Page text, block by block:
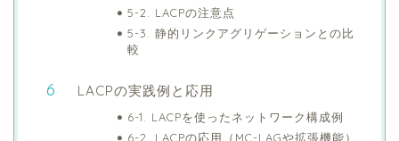
5-2. LACPの注意点
5-3. 静的リンクアグリゲーションとの比
較
LACPの実践例と応用
6-1. LACPを使ったネットワーク構成例
6-2. LACPの応用（MC-LAGや拡張機能）